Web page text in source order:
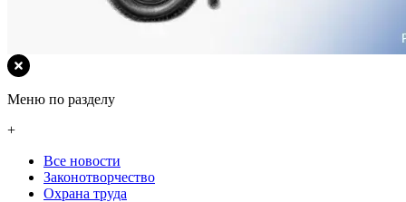
Меню по разделу
+
Все новости
Законотворчество
Охрана труда